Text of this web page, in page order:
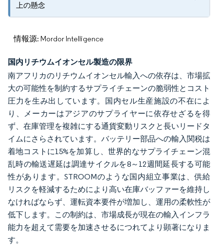
上の懸念
情報源: Mordor Intelligence
国内リチウムイオンセル製造の限界
南アフリカのリチウムイオンセル輸入への依存は、市場拡
大の可能性を制約するサプライチェーンの脆弱性とコスト
圧力を生み出しています。国内セル生産施設の不在によ
り、メーカーはアジアのサプライヤーに依存せざるを得
ず、在庫管理を複雑にする通貨変動リスクと長いリードタ
イムにさらされています。バッテリー部品への輸入関税は
着地コストに15%を加算し、世界的なサプライチェーン混
乱時の輸送遅延は調達サイクルを8～12週間延長する可能
性があります。STROOMのような国内組立事業は、供給
リスクを軽減するためにより高い在庫バッファーを維持し
なければならず、運転資本要件が増加し、運用の柔軟性が
低下します。この制約は、市場成長が現在の輸入インフラ
能力を超えて需要を加速させるにつれてより顕著になりま
す。